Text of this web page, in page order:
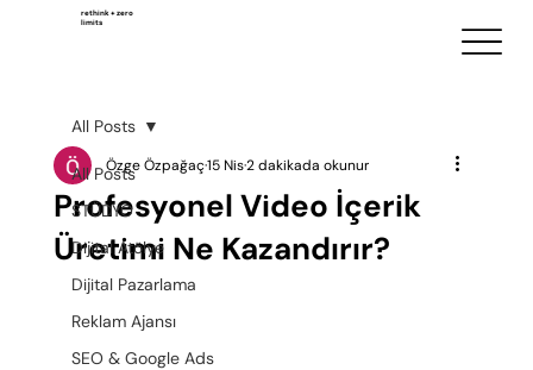
rethink + zero
limits
All Posts
STÜDYO
Dijital Atölye
Dijital Pazarlama
Reklam Ajansı
SEO & Google Ads
All Posts
Profesyonel Video İçerik
Üretimi Ne Kazandırır?
Özge Özpağaç15 Nis2 dakikada okunur